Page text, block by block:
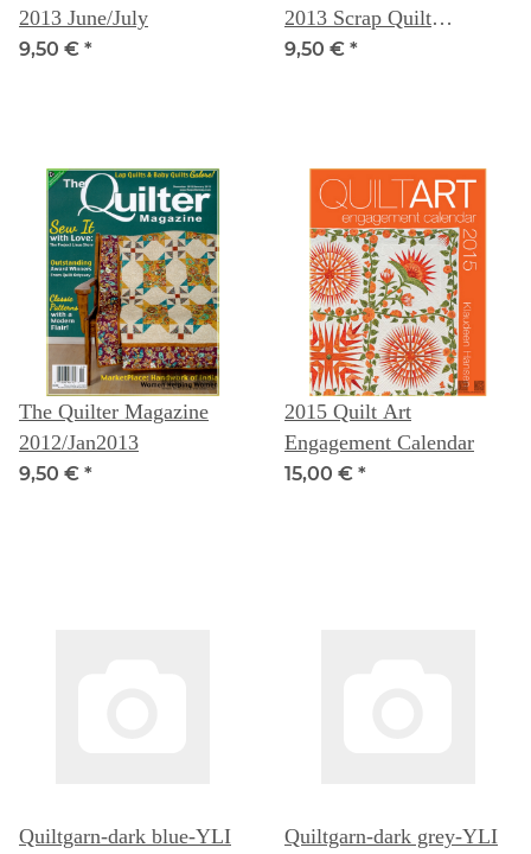
2013 June/July
9,50 € *
2013 Scrap Quilt
Sonderheft
9,50 € *
The Quilter Magazine
2012/Jan2013
9,50 € *
2015 Quilt Art
Engagement Calendar
15,00 € *
Quiltgarn-dark blue-YLI Quiltgarn-dark grey-YLI